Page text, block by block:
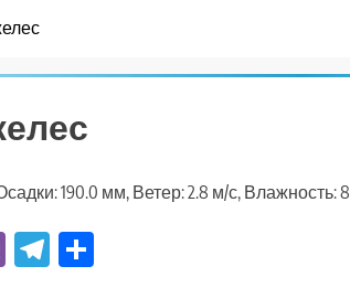
190.0 мм, Ветер: 2.8 м/с, Влажность:
ViberTelegram